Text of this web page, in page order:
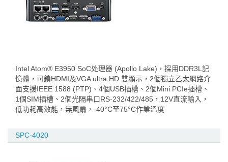
Intel Atom® E3950 SoC处理器 (Apollo Lake)，採用DDR3L記
憶體，可鎖HDMI及VGA ultra HD 雙顯示，2個獨立乙太網路介
面支援IEEE 1588 (PTP)、4個USB插槽、2個Mini PCIe插槽、
1個SIM插槽、2個光隔串口RS-232/422/485，12V直流輸入，
低功耗高效能，無風扇，-40°C至75°C作業溫度
SPC-4020